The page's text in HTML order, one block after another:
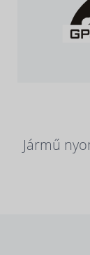
Jármű